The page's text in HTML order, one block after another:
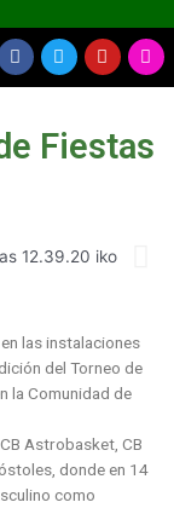
F
a
c
o
o
T
w
i
e
r
Y
o
u
b
e
I
n
s
g
r
Fiestas
las instalaciones
del Torneo de
la Comunidad de
Astrobasket, CB
donde en 14
como